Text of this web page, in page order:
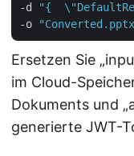
-d
"{
-o
Ersetzen Sie
im Cloud-
Dokuments und
generierte JWT-